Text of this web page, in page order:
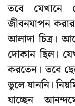
তবে যেখানে
জীবনযাপন
আলাদা চিত্র।
দোকান ছিল।
করতেন। তবে
ভুলে যাননি।
যাচ্ছেন